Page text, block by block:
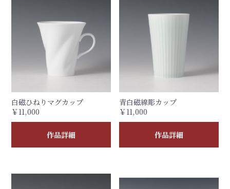
白磁ひねりマグカップ
￥11,000
作品詳細
青白磁線彫カップ
￥11,000
作品詳細